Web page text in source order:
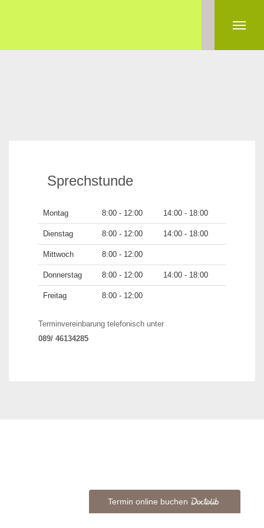
Termin online buchen
Sprechstunde
Montag 8:00 - 12:00 14:00 - 18:00
Dienstag 8:00 - 12:00 14:00 - 18:00
Mittwoch 8:00 - 12:00
Donnerstag 8:00 - 12:00 14:00 - 18:00
Freitag 8:00 - 12:00
Terminvereinbarung telefonisch unter
089/ 46134285